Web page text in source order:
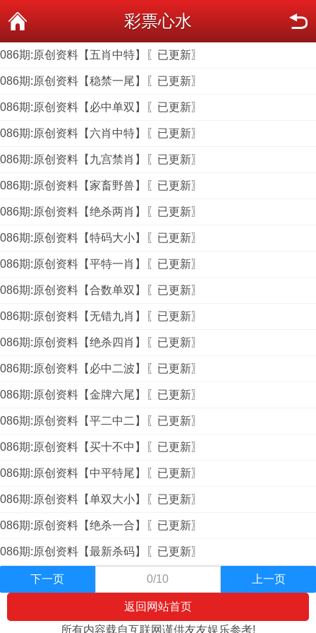
彩票心水
086期:原创资料【五肖中特】〖已更新〗
086期:原创资料【稳禁一尾】〖已更新〗
086期:原创资料【必中单双】〖已更新〗
086期:原创资料【六肖中特】〖已更新〗
086期:原创资料【九宫禁肖】〖已更新〗
086期:原创资料【家畜野兽】〖已更新〗
086期:原创资料【绝杀两肖】〖已更新〗
086期:原创资料【特码大小】〖已更新〗
086期:原创资料【平特一肖】〖已更新〗
086期:原创资料【合数单双】〖已更新〗
086期:原创资料【无错九肖】〖已更新〗
086期:原创资料【绝杀四肖】〖已更新〗
086期:原创资料【必中二波】〖已更新〗
086期:原创资料【金牌六尾】〖已更新〗
086期:原创资料【平二中二】〖已更新〗
086期:原创资料【买十不中】〖已更新〗
086期:原创资料【中平特尾】〖已更新〗
086期:原创资料【单双大小】〖已更新〗
086期:原创资料【绝杀一合】〖已更新〗
086期:原创资料【最新杀码】〖已更新〗
下一页 0/10 上一页
返回网站首页
所有内容载自互联网谨供友友娱乐参考!